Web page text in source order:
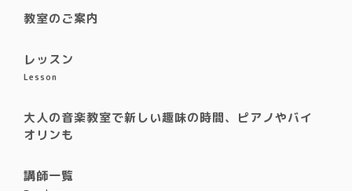
教室のご案内
レッスン
Lesson
大人の音楽教室で新しい趣味の時間、ピアノやバイ
オリンも
講師一覧